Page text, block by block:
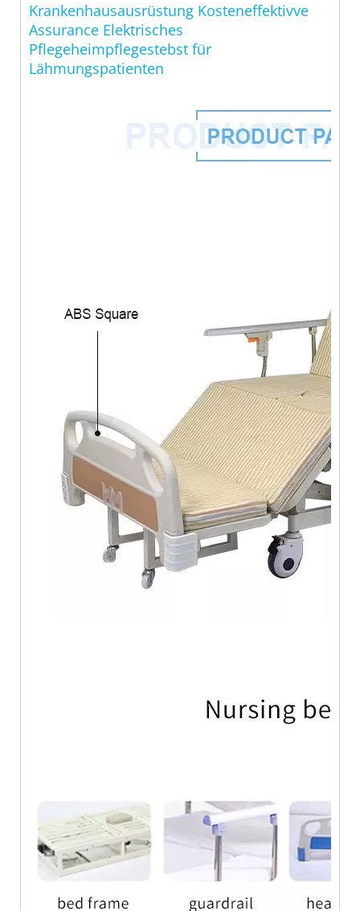
Krankenhausausrüstung Kosteneffektivve
Assurance Elektrisches
Pflegeheimpflegestebst für
Lähmungspatienten